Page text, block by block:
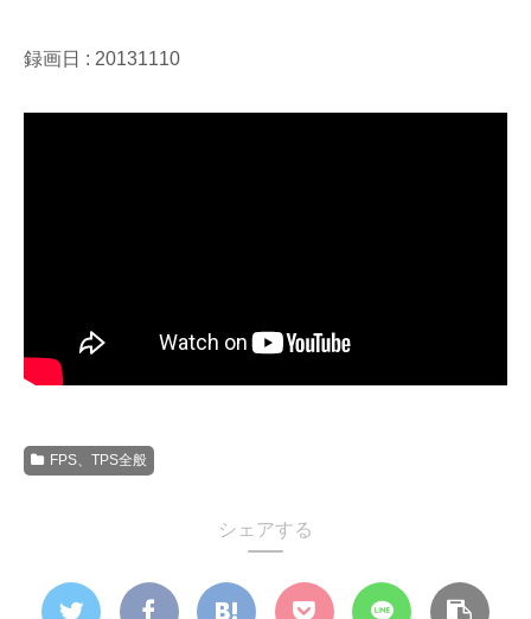
録画日 : 20131110
FPS、TPS全般
シェアする